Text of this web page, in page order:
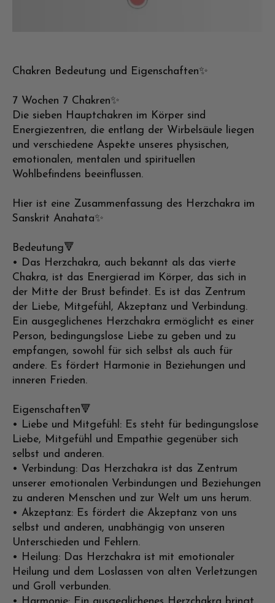
Chakren Bedeutung und Eigenschaften✨
7 Wochen 7 Chakren✨
Die sieben Hauptchakren im Körper sind
Energiezentren, die entlang der Wirbelsäule liegen
und verschiedene Aspekte unseres physischen,
emotionalen, mentalen und spirituellen
Wohlbefindens beeinflussen.
Hier ist eine Zusammenfassung des Herzchakra im
Sanskrit Anahata✨
Bedeutung🔻
• Das Herzchakra, auch bekannt als das vierte
Chakra, ist das Energierad im Körper, das sich in
der Mitte der Brust befindet. Es ist das Zentrum
der Liebe, Mitgefühl, Akzeptanz und Verbindung.
Ein ausgeglichenes Herzchakra ermöglicht es einer
Person, bedingungslose Liebe zu geben und zu
empfangen, sowohl für sich selbst als auch für
andere. Es fördert Harmonie in Beziehungen und
inneren Frieden.
Eigenschaften🔻
• Liebe und Mitgefühl: Es steht für bedingungslose
Liebe, Mitgefühl und Empathie gegenüber sich
selbst und anderen.
• Verbindung: Das Herzchakra ist das Zentrum
unserer emotionalen Verbindungen und Beziehungen
zu anderen Menschen und zur Welt um uns herum.
• Akzeptanz: Es fördert die Akzeptanz von uns
selbst und anderen, unabhängig von unseren
Unterschieden und Fehlern.
• Heilung: Das Herzchakra ist mit emotionaler
Heilung und dem Loslassen von alten Verletzungen
und Groll verbunden.